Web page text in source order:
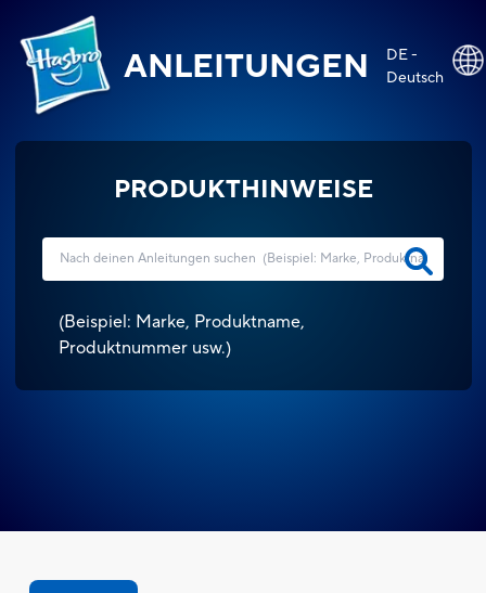
ANLEITUNGEN
DE -
Deutsch
PRODUKTHINWEISE
(Beispiel: Marke, Produktname,
Produktnummer usw.)